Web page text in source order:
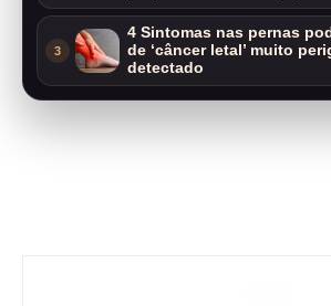
3
4 Sintomas nas pernas
de ‘câncer letal’ muito
detectado